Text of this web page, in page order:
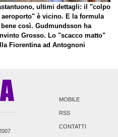
ultimi dettagli: il "colpo
aeroporto" è vicino. E la formula
bene così. Gudmundsson ha
Grosso. Lo "scacco matto"
Fiorentina ad Antognoni
MOBILE
RSS
CONTATTI